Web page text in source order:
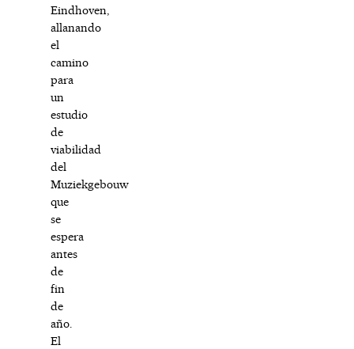
Eindhoven,
allanando
el
camino
para
un
estudio
de
viabilidad
del
Muziekgebouw
que
se
espera
antes
de
fin
de
año.
El